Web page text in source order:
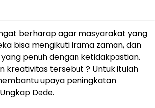
berharap agar masyarakat yang
bisa mengikuti irama zaman, dan
penuh dengan ketidakpastian.
kreativitas tersebut ? Untuk itulah
upaya peningkatan
Dede.